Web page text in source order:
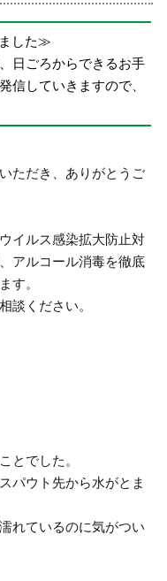
した≫
日ごろからできるお手
信していきますので、
ただき、ありがとうご
イルス感染拡大防止対
アルコール消毒を徹底
す。
談ください。
とでした。
パウト先から水がとま
れているのに気がつい